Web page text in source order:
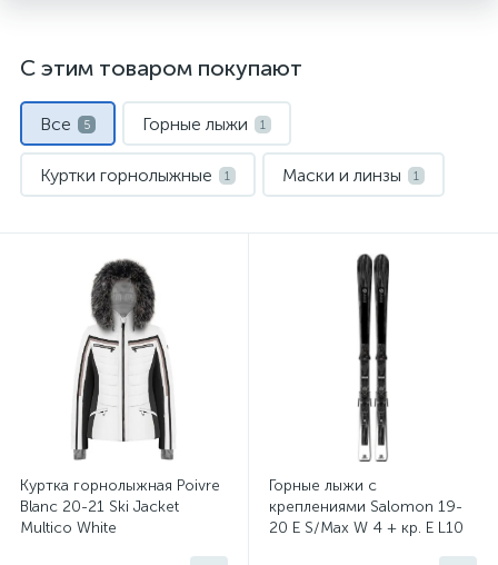
С этим товаром покупают
Все 5 Горные лыжи 1
Куртки горнолыжные 1 Маски и линзы 1
Куртка горнолыжная Poivre
Blanc 20-21 Ski Jacket
Multico White
Горные лыжи с
креплениями Salomon 19-
20 E S/Max W 4 + кр. E L10